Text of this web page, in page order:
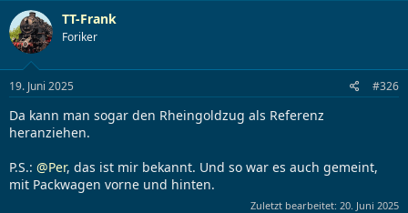
s
t
e
l
e
t
e
l
m
TT-Frank
Foriker
19. Juni 2025 #326
Da kann man sogar den Rheingoldzug als Referenz
heranziehen.
P.S.: @Per, das ist mir bekannt. Und so war es auch gemeint,
mit Packwagen vorne und hinten.
Zuletzt bearbeitet: 20. Juni 2025